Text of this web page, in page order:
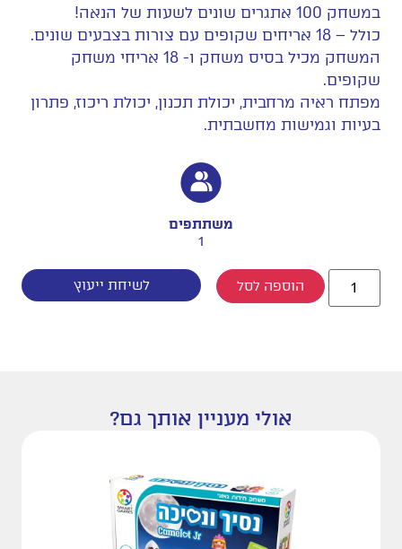
במשחק 100 אתגרים שונים לשעות של הנאה!
כולל – 18 אריחים שקופים עם צורות בצבעים שונים.
המשחק מכיל בסיס משחק ו- 18 אריחי משחק
שקופים.
מפתח ראיה מרחבית, יכולת תכנון, יכולת ריכוז, פתרון
בעיות וגמישות מחשבתית.
משתתפים
1
הוספה לסל לשיחת ייעוץ
אולי מעניין אותך גם?